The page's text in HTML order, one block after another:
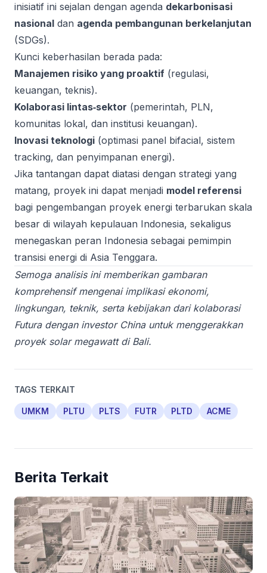
inisiatif ini sejalan dengan agenda dekarbonisasi
nasional dan agenda pembangunan berkelanjutan
(SDGs).
Kunci keberhasilan berada pada:
Manajemen risiko yang proaktif (regulasi,
keuangan, teknis).
Kolaborasi lintas‑sektor (pemerintah, PLN,
komunitas lokal, dan institusi keuangan).
Inovasi teknologi (optimasi panel bifacial, sistem
tracking, dan penyimpanan energi).
Jika tantangan dapat diatasi dengan strategi yang
matang, proyek ini dapat menjadi model referensi
bagi pengembangan proyek energi terbarukan skala
besar di wilayah kepulauan Indonesia, sekaligus
menegaskan peran Indonesia sebagai pemimpin
transisi energi di Asia Tenggara.
Semoga analisis ini memberikan gambaran
komprehensif mengenai implikasi ekonomi,
lingkungan, teknik, serta kebijakan dari kolaborasi
Futura dengan investor China untuk menggerakkan
proyek solar megawatt di Bali.
TAGS TERKAIT
UMKM PLTU PLTS FUTR PLTD ACME
Berita Terkait